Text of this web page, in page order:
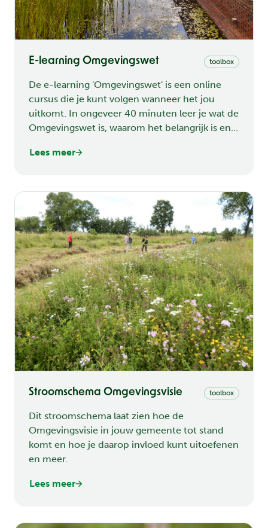
toolbox
E-learning Omgevingswet
De e-learning 'Omgevingswet' is een online
cursus die je kunt volgen wanneer het jou
uitkomt. In ongeveer 40 minuten leer je wat de
Omgevingswet is, waarom het belangrijk is en
de Omgevingwet in jouw gemeente, invloed
Lees meer
toolbox
Stroomschema Omgevingsvisie
Dit stroomschema laat zien hoe de
Omgevingsvisie in jouw gemeente tot stand
komt en hoe je daarop invloed kunt uitoefenen
en meer.
Lees meer